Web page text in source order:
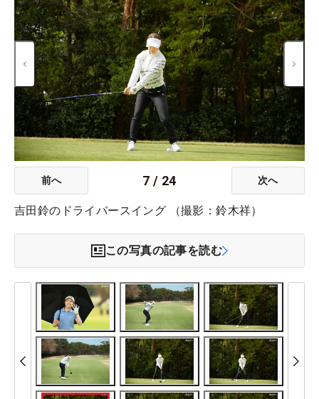
前へ 7 / 24 次へ
吉田鈴のドライバースイング （撮影：鈴木祥）
この写真の記事を読む